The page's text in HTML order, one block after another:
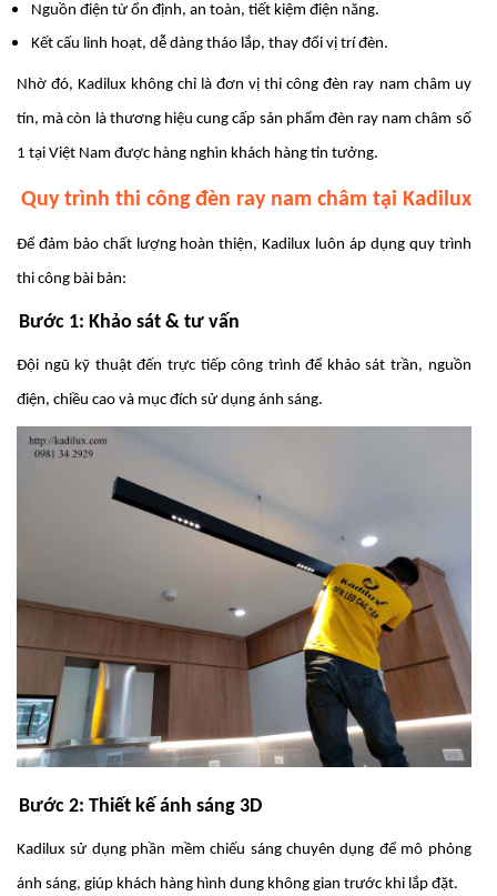
Nguồn điện từ ổn định, an toàn, tiết kiệm điện năng.
Kết cấu linh hoạt, dễ dàng tháo lắp, thay đổi vị trí đèn.
Nhờ đó, Kadilux không chỉ là đơn vị thi công đèn ray nam châm uy
tín, mà còn là thương hiệu cung cấp sản phẩm đèn ray nam châm số
1 tại Việt Nam được hàng nghìn khách hàng tin tưởng.
Quy trình thi công đèn ray nam châm tại Kadilux
Để đảm bảo chất lượng hoàn thiện, Kadilux luôn áp dụng quy trình
thi công bài bản:
Bước 1: Khảo sát & tư vấn
Đội ngũ kỹ thuật đến trực tiếp công trình để khảo sát trần, nguồn
điện, chiều cao và mục đích sử dụng ánh sáng.
Bước 2: Thiết kế ánh sáng 3D
Kadilux sử dụng phần mềm chiếu sáng chuyên dụng để mô phỏng
ánh sáng, giúp khách hàng hình dung không gian trước khi lắp đặt.